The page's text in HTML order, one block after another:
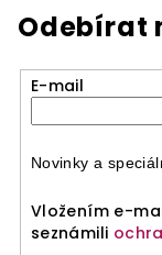
Odebírat
E-mail
Novinky a
Vložením e-
seznámili